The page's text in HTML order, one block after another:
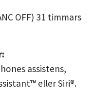
OFF) 31 timmars
assistens,
eller Siri®.